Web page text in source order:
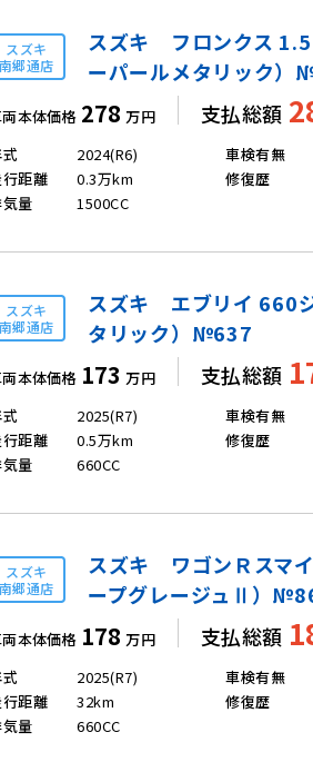
スズキ
南郷通店
スズキ フロンクス
ーパールメタリック）
本体価格 278 万円 支払総額
2024(R6)
距離
0.3万km
量
1500CC
車検有無
修復歴
スズキ
南郷通店
スズキ エブリイ 660
タリック）№637
本体価格 173 万円 支払総額
2025(R7)
距離
0.5万km
量
660CC
車検有無
修復歴
スズキ
南郷通店
スズキ ワゴンＲスマ
ープグレージュⅡ）
本体価格 178 万円 支払総額
2025(R7)
距離
32km
量
660CC
車検有無
修復歴